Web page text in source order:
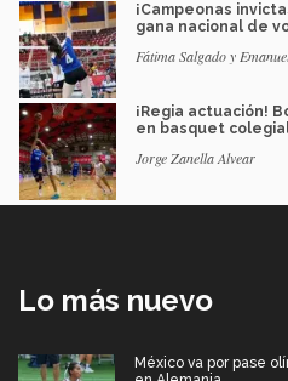
¡Campeonas
gana nacional de
Fátima Salgado y
¡Regia actuación!
en basquet
Jorge Zanella Alvear
Lo más nuevo
México va por pase